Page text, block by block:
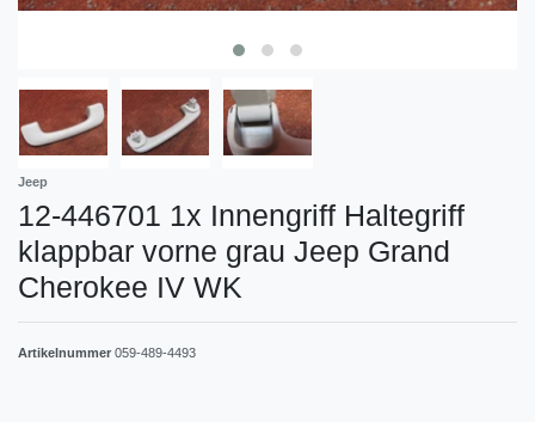
Jeep
12-446701 1x Innengriff Haltegriff
klappbar vorne grau Jeep Grand
Cherokee IV WK
Artikelnummer 059-489-4493